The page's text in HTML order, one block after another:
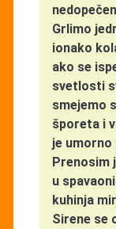
Grlimo
ionako
ako se
svetlosti
smejemo
šporeta i
je
Prenosim
u
kuhinja
Sirene se